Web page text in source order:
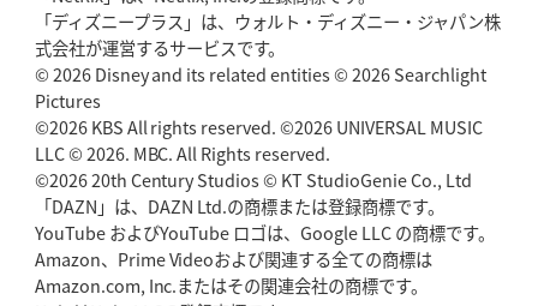
「ディズニープラス」は、ウォルト・ディズニー・ジャパン株
式会社が運営するサービスです。
© 2026 Disney and its related entities © 2026 Searchlight
Pictures
©2026 KBS All rights reserved. ©2026 UNIVERSAL MUSIC
LLC © 2026. MBC. All Rights reserved.
©2026 20th Century Studios © KT StudioGenie Co., Ltd
「DAZN」は、DAZN Ltd.の商標または登録商標です。
YouTube およびYouTube ロゴは、Google LLC の商標です。
Amazon、Prime Videoおよび関連する全ての商標は
Amazon.com, Inc.またはその関連会社の商標です。